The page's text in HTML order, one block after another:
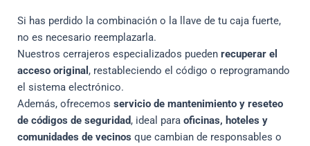
Si has perdido la combinación o la llave de tu caja fuerte,
no es necesario reemplazarla.
Nuestros cerrajeros especializados pueden recuperar el
acceso original , restableciendo el código o reprogramando
el sistema electrónico.
Además, ofrecemos servicio de mantenimiento y reseteo
de códigos de seguridad, ideal para oficinas, hoteles y
comunidades de vecinos que cambian de responsables o